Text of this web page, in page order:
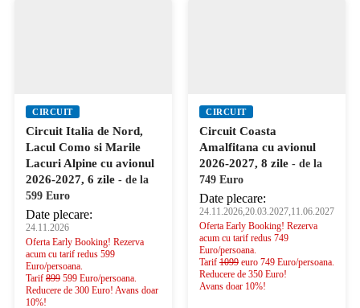
CIRCUIT
Circuit Italia de Nord,
Lacul Como si Marile
Lacuri Alpine cu avionul
2026-2027, 6 zile - de la
599 Euro
Date plecare:
24.11.2026
Oferta Early Booking! Rezerva
acum cu tarif redus 599
Euro/persoana.
Tarif 899 599 Euro/persoana.
Reducere de 300 Euro! Avans doar
10%!
CIRCUIT
Circuit Coasta
Amalfitana cu avionul
2026-2027, 8 zile - de la
749 Euro
Date plecare:
24.11.2026,20.03.2027,11.06.2027
Oferta Early Booking! Rezerva
acum cu tarif redus 749
Euro/persoana.
Tarif 1099 euro 749 Euro/persoana.
Reducere de 350 Euro!
Avans doar 10%!